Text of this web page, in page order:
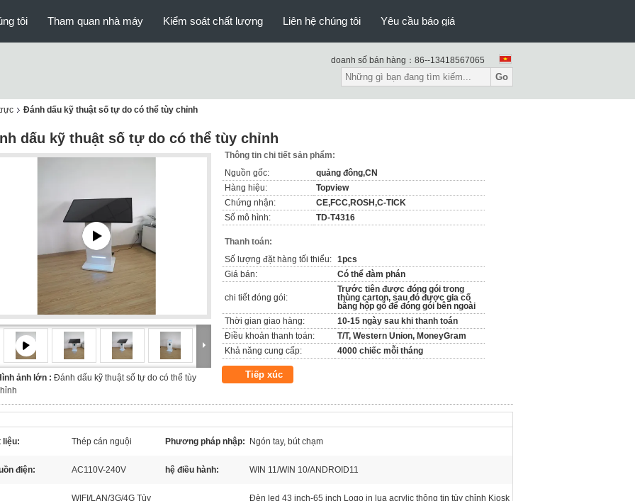
tôi Tham quan nhà máy Kiểm soát chất lượng Liên hệ chúng tôi Yêu cầu báo giá
doanh số bán hàng： 86--13418567065
Go
Đánh dấu kỹ thuật số tự do có thể tùy chỉnh
dấu kỹ thuật số tự do có thể tùy chỉnh
ảnh lớn : Đánh dấu kỹ thuật số tự do có thể tùy
Thông tin chi tiết sản phẩm:
Nguồn gốc:
quảng đông,CN
Hàng hiệu:
Topview
Chứng nhận:
CE,FCC,ROSH,C-TICK
Số mô hình:
TD-T4316
Thanh toán:
Số lượng đặt hàng tối thiểu: 1pcs
Giá bán:
Có thể đàm phán
chi tiết đóng gói:
Trước tiên được đóng gói trong
thùng carton, sau đó được gia cố
bằng hộp gỗ để đóng gói bên ngoài
Thời gian giao hàng:
10-15 ngày sau khi thanh toán
Điều khoản thanh toán:
T/T, Western Union, MoneyGram
Khả năng cung cấp:
4000 chiếc mỗi tháng
Tiếp xúc
liệu: Thép cán nguội Phương pháp nhập: Ngón tay, bút chạm
điện: AC110V-240V hệ điều hành: WIN 11/WIN 10/ANDROID11
WIFI/LAN/3G/4G Tùy
Đèn led 43 inch-65 inch Logo in lụa acrylic thông tin tùy chỉnh Kiosk